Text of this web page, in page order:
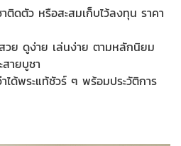
ติดตัว หรือสะสมเก็บไว้ลงทุน ราคา
วย ดูง่าย เล่นง่าย ตามหลักนิยม
สายบูชา
าได้พระแท้ชัวร์ ๆ พร้อมประวัติการ